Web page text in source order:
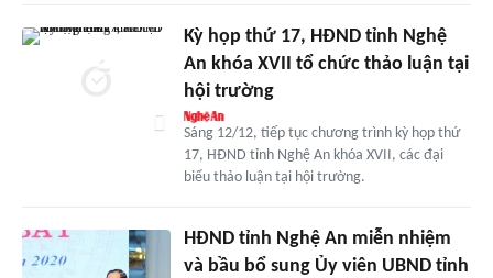
Kỳ họp thứ 17, HĐND tỉnh Nghệ
An khóa XVII tổ chức thảo luận tại
hội trường
Sáng 12/12, tiếp tục chương trình kỳ họp thứ
17, HĐND tỉnh Nghệ An khóa XVII, các đại
biểu thảo luận tại hội trường.
HĐND tỉnh Nghệ An miễn nhiệm
và bầu bổ sung Ủy viên UBND tỉnh